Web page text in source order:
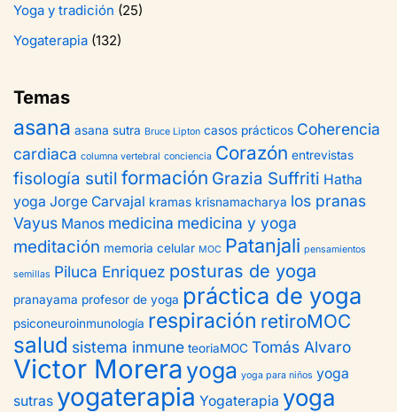
Yoga y tradición (25)
Yogaterapia (132)
Temas
asana asana sutra Bruce Lipton casos prácticos Coherencia
cardiaca columna vertebral conciencia Corazón entrevistas
fisología sutil formación Grazia Suffriti Hatha
yoga Jorge Carvajal kramas krisnamacharya los pranas
Vayus Manos medicina medicina y yoga
meditación memoria celular MOC Patanjali pensamientos
semillas Piluca Enriquez posturas de yoga
pranayama profesor de yoga práctica de yoga
psiconeuroinmunología respiración retiroMOC
salud sistema inmune teoriaMOC Tomás Alvaro
Victor Morerayoga yoga para niños yoga
sutras yogaterapia Yogaterapia yoga